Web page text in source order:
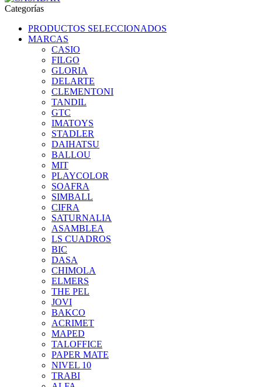
Categorías
PRODUCTOS SELECCIONADOS
MARCAS
CASIO
FILGO
GLORIA
DELARTE
CLEMENTONI
TANDIL
GTC
IMATOYS
STADLER
DAIHATSU
BALLOU
MIT
PLAYCOLOR
SOAFRA
SIMBALL
CIFRA
SATURNALIA
ASAMBLEA
LS CUADROS
BIC
DASA
CHIMOLA
ELMERS
THE PEL
JOVI
BAKCO
ACRIMET
MAPED
TALOFFICE
PAPER MATE
NIVEL 10
TRABI